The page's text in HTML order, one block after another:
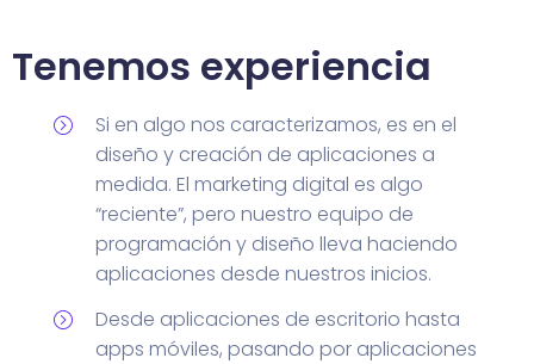
Tenemos experiencia
Si en algo nos caracterizamos, es en el
diseño y creación de aplicaciones a
medida. El marketing digital es algo
“reciente”, pero nuestro equipo de
programación y diseño lleva haciendo
aplicaciones desde nuestros inicios.
Desde aplicaciones de escritorio hasta
apps móviles, pasando por aplicaciones